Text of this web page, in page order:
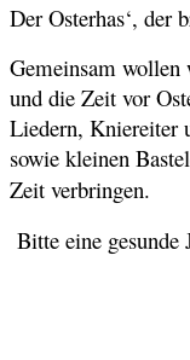
Der Osterhas‘, der
Gemeinsam
und die Zeit vor
Liedern, Kniereiter
sowie kleinen
Zeit verbringen.
Bitte eine gesunde